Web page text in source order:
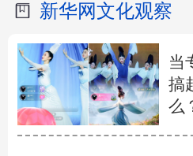
新华网文化观察
当
搞
么